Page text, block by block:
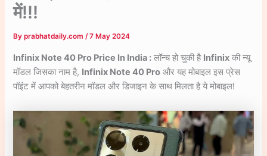
में!!!
Byprabhatdaily.com/7 May 2024
Infinix Note 40 Pro Price In India : लॉन्च हो चुकी है Infinix की न्यू
मॉडल जिसका नाम है, Infinix Note 40 Pro और यह मोबाइल इस प्रेस
पॉइंट में आपको बेहतरीन मॉडल और डिजाइन के साथ मिलता है ये मोबाइल!